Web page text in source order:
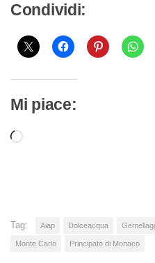
Condividi:
Mi piace:
Caricamento
Tag: Aiap Dolceacqua
Monte Carlo Principato di Monaco